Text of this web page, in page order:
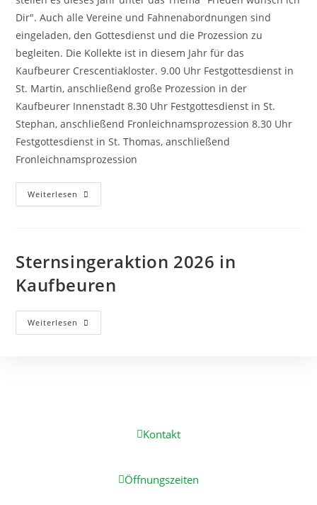
Dir". Auch alle Vereine und Fahnenabordnungen sind
eingeladen, den Gottesdienst und die Prozession zu
begleiten. Die Kollekte ist in diesem Jahr für das
Kaufbeurer Crescentiakloster. 9.00 Uhr Festgottesdienst in
St. Martin, anschließend große Prozession in der
Kaufbeurer Innenstadt 8.30 Uhr Festgottesdienst in St.
Stephan, anschließend Fronleichnamsprozession 8.30 Uhr
Festgottesdienst in St. Thomas, anschließend
Fronleichnamsprozession
Weiterlesen
Sternsingeraktion 2026 in
Kaufbeuren
Weiterlesen
Kontakt
Öffnungszeiten